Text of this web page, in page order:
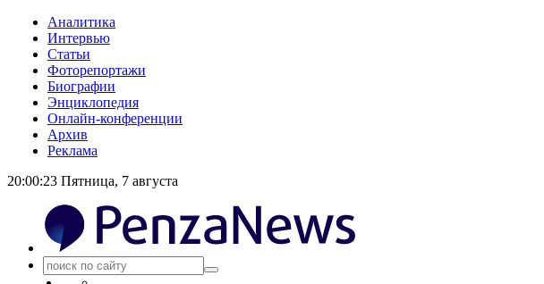
Аналитика
Интервью
Статьи
Фоторепортажи
Биографии
Энциклопедия
Онлайн-конференции
Архив
Реклама
20:00:24 Пятница, 7 августа